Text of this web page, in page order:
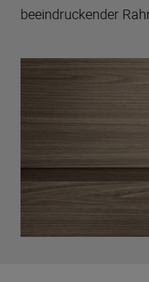
beeindruckender